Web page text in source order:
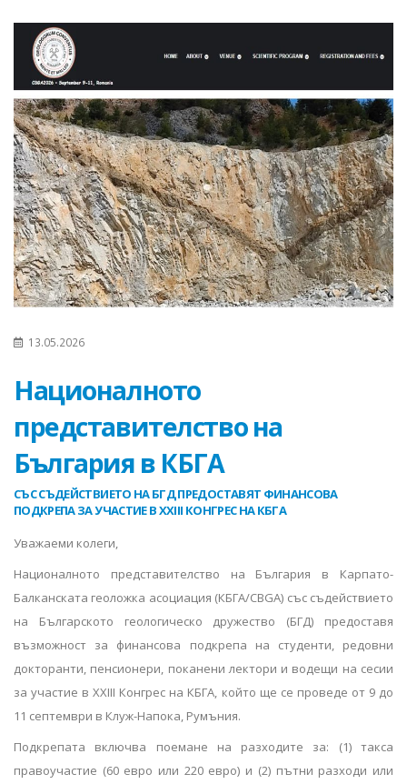
13.05.2026
Националното
представителство на
България в КБГА
СЪС СЪДЕЙСТВИЕТО НА БГД ПРЕДОСТАВЯТ ФИНАНСОВА
ПОДКРЕПА ЗА УЧАСТИЕ В XXIII КОНГРЕС НА КБГА
Уважаеми колеги,
Националното представителство на България в Карпато-
Балканската геоложка асоциация (КБГА/CBGA) със съдействието
на Българското геологическо дружество (БГД) предоставя
възможност за финансова подкрепа на студенти, редовни
докторанти, пенсионери, поканени лектори и водещи на сесии
за участие в XXIII Конгрес на КБГА, който ще се проведе от 9 до
11 септември в Клуж-Напока, Румъния.
Подкрепата включва поемане на разходите за: (1) такса
правоучастие (60 евро или 220 евро) и (2) пътни разходи или